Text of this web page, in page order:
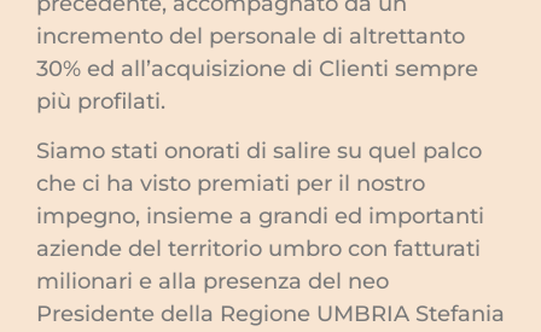
incremento del personale di altrettanto
30% ed all’acquisizione di Clienti sempre
più profilati.
Siamo stati onorati di salire su quel palco
che ci ha visto premiati per il nostro
impegno, insieme a grandi ed importanti
aziende del territorio umbro con fatturati
milionari e alla presenza del neo
Presidente della Regione UMBRIA Stefania